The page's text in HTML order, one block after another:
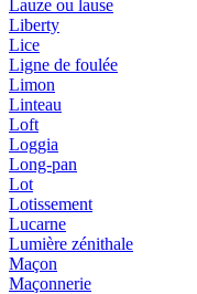
Lauze ou lause
Liberty
Lice
Ligne de foulée
Limon
Linteau
Loft
Loggia
Long-pan
Lot
Lotissement
Lucarne
Lumière zénithale
Maçon
Maçonnerie